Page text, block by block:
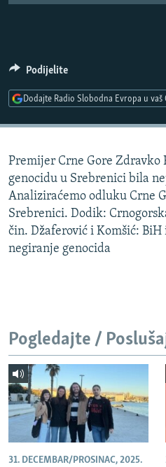
SPECIJALI RSE
VIŠE OD NASLOVA
TV LIBERTY
POST SCRIPTUM
MOJA EVROPA
TRI DECENIJE OD RATA U BIH
PRATITE NAS
Sve RFE/RL stranice
Podijelite
Dodajte Radio Slobodna Evropa u vaš
Premijer Crne Gore Zdravko
genocidu u Srebrenici bila
Analiziraćemo odluku Crne
Srebrenici. Dodik:
čin. Džaferović i Komšić:
negiranje genocida
Pogledajte /
31. DECEMBAR/PROSINAC, 2025.